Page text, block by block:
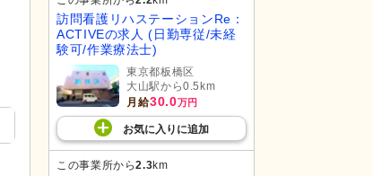
訪問看護リハステーションRe：
ACTIVEの求人 (日勤専従/未経
験可/作業療法士)
東京都板橋区
大山駅から0.5km
月給30.0万円
お気に入り に追加
この事業所から2.3km